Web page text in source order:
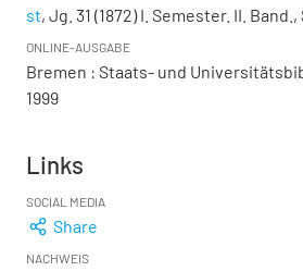
st, Jg. 31 (1872) I. Semester. II.
ONLINE-AUSGABE
Bremen : Staats- und
1999
Links
SOCIAL MEDIA
Share
NACHWEIS